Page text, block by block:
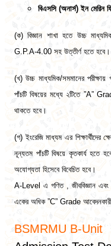
বিএসসি (অনার্স) ইন মেরিন
(ক) বিজ্ঞান শাখা হতে উচ্চ
G.P.A-4.00 সহ উত্তীর্ণ হতে হবে।
(খ) উচ্চ মাধ্যমিক/সমমানের পরীক্ষায়
পাঁচটি বিষয়ের মধ্যে ২টিতে ”A”
থাকতে হবে।
(গ) ইংরেজি মাধ্যম এর শিক্ষার্থীদের
নূন্যতম পাঁচটি বিষয়ে কৃতকার্য হতে
অযোগ্যতা হিসেবে বিবেচিত হবে।
A-Level এ গণিত , জীববিজ্ঞান এবং
একের অধিক ”C” Grade
BSMRMU B-Unit